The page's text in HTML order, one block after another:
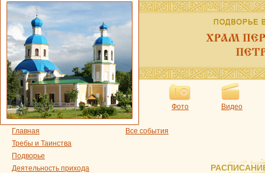
Фото Видео
Главная
Требы и Таинства
Подворье
Деятельность прихода
Все события